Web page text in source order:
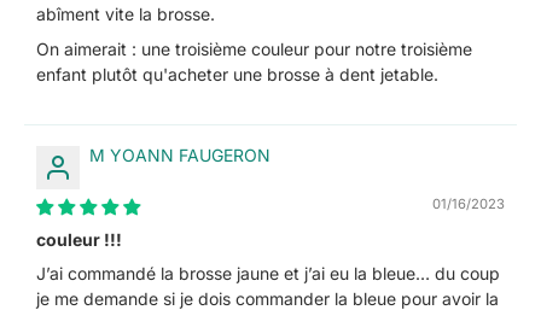
abîment vite la brosse.
On aimerait : une troisième couleur pour notre troisième
enfant plutôt qu'acheter une brosse à dent jetable.
M YOANN FAUGERON
01/16/2023
couleur !!!
J’ai commandé la brosse jaune et j’ai eu la bleue… du coup
je me demande si je dois commander la bleue pour avoir la